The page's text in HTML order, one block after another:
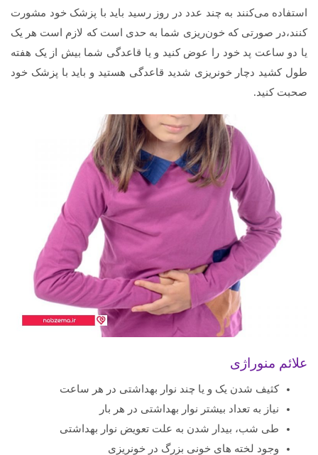
استفاده می‌کنند به چند عدد در روز رسید باید با پزشک خود مشورت
کنند،در صورتی که خون‌ریزی شما به حدی است که لازم است هر یک
یا دو ساعت پد خود را عوض کنید و یا قاعدگی شما بیش از یک هفته
طول کشید دچار خونریزی شدید قاعدگی هستید و باید با پزشک خود
صحبت کنید.
علائم منوراژی
کثیف شدن یک و یا چند نوار بهداشتی در هر ساعت
نیاز به تعداد بیشتر نوار بهداشتی در هر بار
طی شب، بیدار شدن به علت تعویض نوار بهداشتی
وجود لخته های خونی بزرگ در خونریزی